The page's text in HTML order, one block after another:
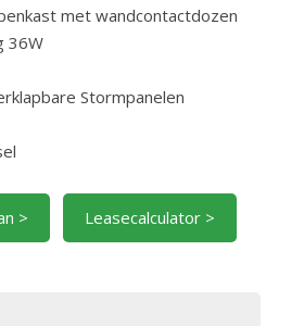
met wandcontactdozen
36W
Stormpanelen
> Leasecalculator >